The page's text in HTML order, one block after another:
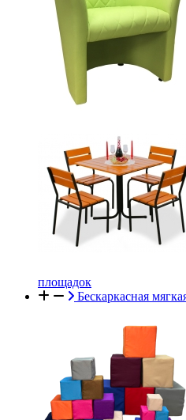
площадок
Бескаркасная